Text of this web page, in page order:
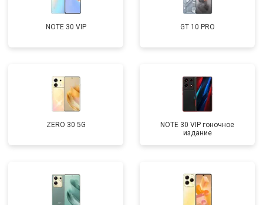
NOTE 30 VIP GT 10 PRO
ZERO 30 5G
NOTE 30 VIP гоночное
издание